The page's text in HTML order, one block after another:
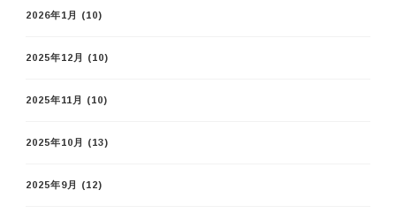
2026年1月 (10)
2025年12月 (10)
2025年11月 (10)
2025年10月 (13)
2025年9月 (12)